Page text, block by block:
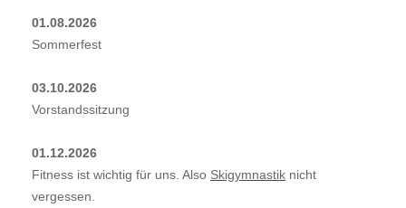
01.08.2026
Sommerfest
03.10.2026
Vorstandssitzung
01.12.2026
Fitness ist wichtig für uns. Also Skigymnastik nicht
vergessen.